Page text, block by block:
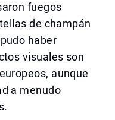
fuegos
de champán
haber
visuales son
aunque
a menudo